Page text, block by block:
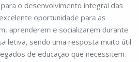
o desenvolvimento integral das
oportunidade para as
aprenderem e socializarem durante
letiva, sendo uma resposta muito útil
de educação que necessitem.